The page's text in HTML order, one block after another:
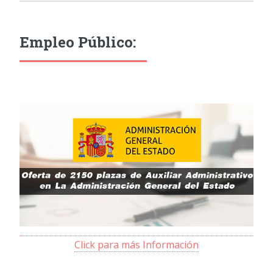
Empleo Público:
Click para más Información